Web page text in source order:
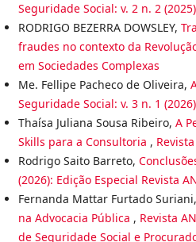
Seguridade Social: v. 2 n. 2
RODRIGO BEZERRA DOWSLEY,
fraudes no contexto da
em Sociedades Complexas
Me. Fellipe Pacheco de Oliveira,
Seguridade Social: v. 3 n. 1
Thaísa Juliana Sousa Ribeiro, A
Skills para a Consultoria ,
Rodrigo Saito Barreto,
(2026): Edição Especial Revista
Fernanda Mattar Furtado Suriani,
na Advocacia Pública , Revista
de Seguridade Social e